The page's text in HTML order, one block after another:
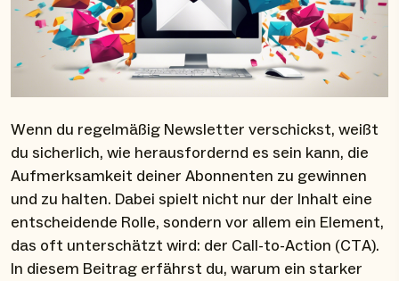
Wenn du regelmäßig Newsletter verschickst, weißt
du sicherlich, wie herausfordernd es sein kann, die
Aufmerksamkeit deiner Abonnenten zu gewinnen
und zu halten. Dabei spielt nicht nur der Inhalt eine
entscheidende Rolle, sondern vor allem ein Element,
das oft unterschätzt wird: der Call-to-Action (CTA).
In diesem Beitrag erfährst du, warum ein starker